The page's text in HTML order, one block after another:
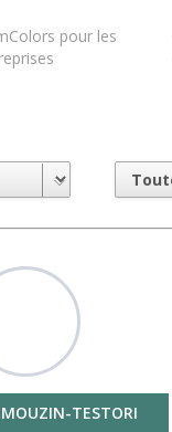
pour les
TESTORI